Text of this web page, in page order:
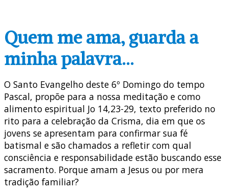
Quem me ama, guarda a
minha palavra…
O Santo Evangelho deste 6º Domingo do tempo
Pascal, propõe para a nossa meditação e como
alimento espiritual Jo 14,23-29, texto preferido no
rito para a celebração da Crisma, dia em que os
jovens se apresentam para confirmar sua fé
batismal e são chamados a refletir com qual
consciência e responsabilidade estão buscando esse
sacramento. Porque amam a Jesus ou por mera
tradição familiar?